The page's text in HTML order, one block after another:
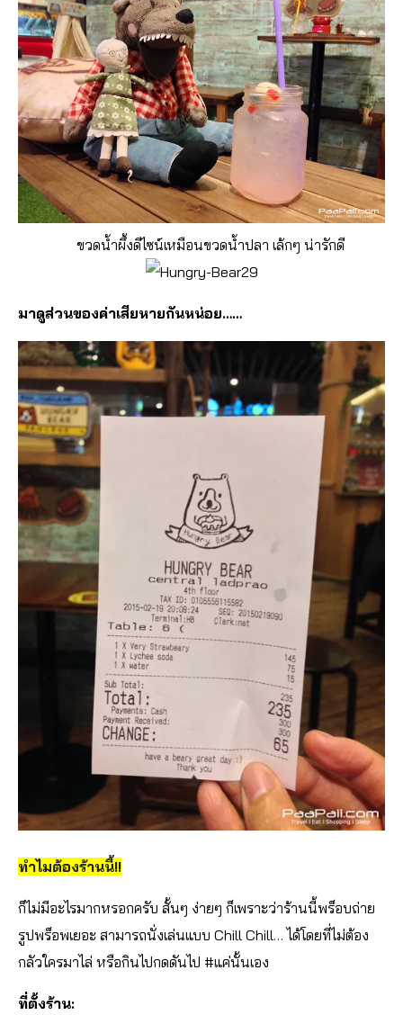
ขวดน้ำผึ้งดีไซน์เหมือนขวดน้ำปลา เล้กๆ น่ารักดี
มาดูส่วนของค่าเสียหายกันหน่อย……
ทำไมต้องร้านนี้!!
ก็ไม่มีอะไรมากหรอกครับ สั้นๆ ง่ายๆ ก็เพราะว่าร้านนี้พร็อบถ่าย
รูปพร็อพเยอะ สามารถนั่งเล่นแบบ Chill Chill… ได้โดยที่ไม่ต้อง
กลัวใครมาไล่ หรือกินไปกดดันไป #แค่นั้นเอง
ที่ตั้งร้าน: